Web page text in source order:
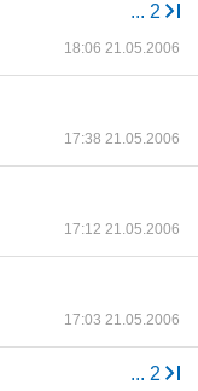
... 2
18:06 21.05.2006
17:38 21.05.2006
17:12 21.05.2006
17:03 21.05.2006
... 2